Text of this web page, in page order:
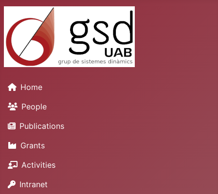
Home
People
Publications
Grants
Activities
Intranet